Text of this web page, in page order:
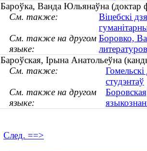
Бароўка, Ванда Юльянаўна (доктар
См. также:
Віцебскі
См. также на другом
языке:
Боровко,
Бароўская, Ірына Анатольеўна
См. также:
студэнтаў
См. также на другом
языке:
След. ==>